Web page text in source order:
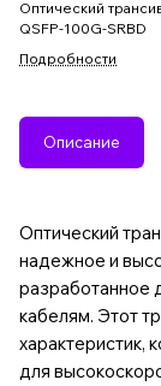
Оптический
QSFP-100G-SRBD
Подробности
Описание
Оптический
надежное и
разработанное
кабелям. Этот
для